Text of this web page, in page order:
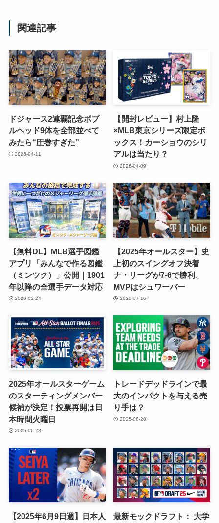
関連記事
ドジャース2連覇記念ボブ
ルヘッド9体を全部並べて
みたら“圧巻すぎた”
2026-04-11
【開封レビュー】村上隆
×MLB東京シリーズ限定ボ
ックス！カーショウのシリ
アルは当たり？
2026-04-09
【無料DL】MLB選手図鑑
アプリ「みんなで作る図鑑
（ミンツク）」公開｜1901
年以降の全選手データ対応
2026-02-24
【2025年オールスター】史
上初のスイングオフ決着
ナ・リーグが7-6で勝利、
MVPはシュワーバー
2025-07-16
2025年オールスターゲーム
のスターティングメンバー
候補が決定！投票再開は日
本時間火曜日
2025-06-28
トレードデッドラインで最
大のインパクトを与える売
り手は？
2025-06-28
【2025年6月9日週】日本人 最新モックドラフト： 大学